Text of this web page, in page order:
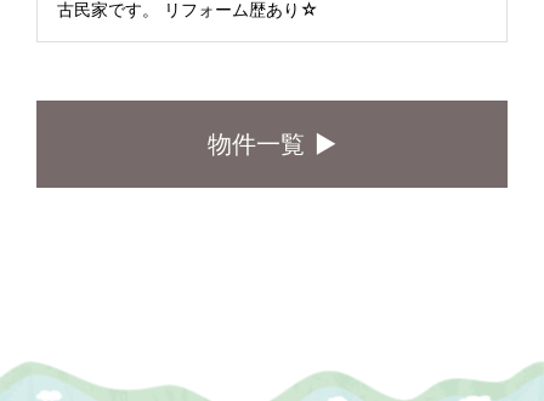
古民家です。 リフォーム歴あり☆
物件一覧